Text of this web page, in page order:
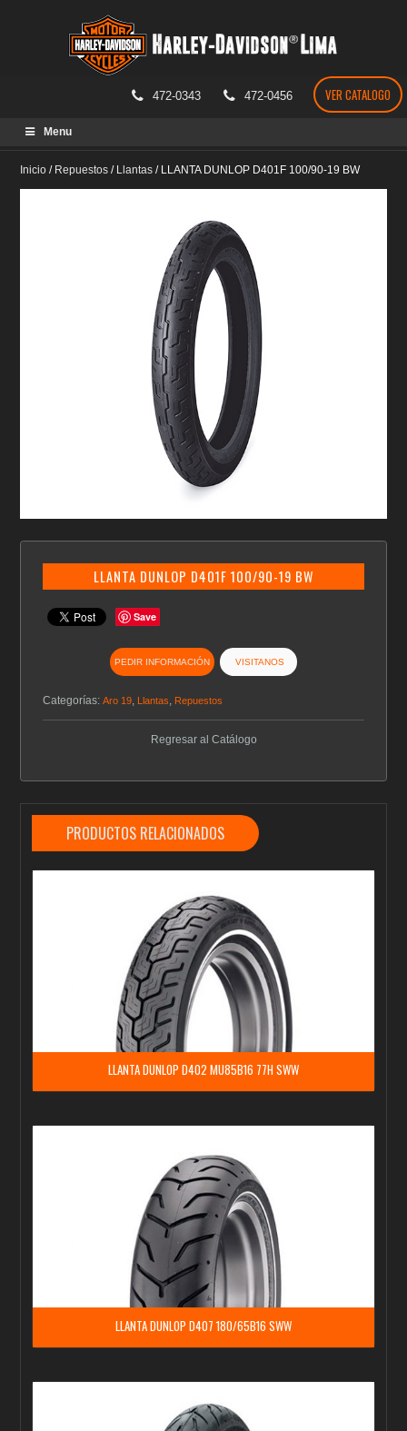
472-0343 472-0456 VER CATALOGO
Menu
Inicio / Repuestos / Llantas / LLANTA DUNLOP D401F 100/90-19 BW
LLANTA DUNLOP D401F 100/90-19 BW
Save
PEDIR INFORMACIÓN VISITANOS
Categorías:Aro 19, Llantas, Repuestos
Regresar al Catálogo
PRODUCTOS RELACIONADOS
LLANTA DUNLOP D402 MU85B16 77H SWW
LLANTA DUNLOP D407 180/65B16 SWW